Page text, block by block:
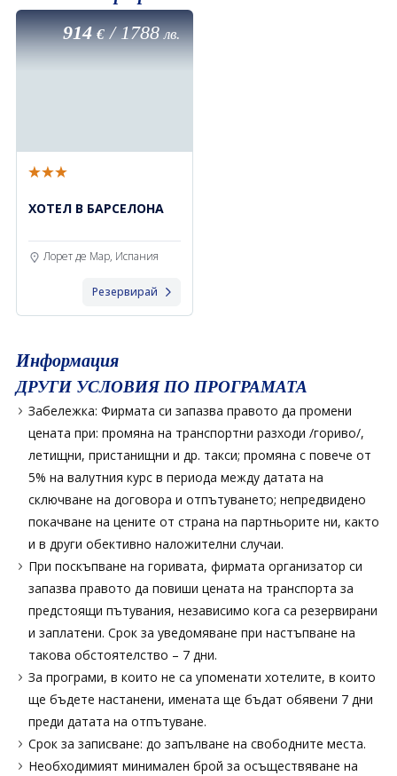
914 €/1788 лв.
ХОТЕЛ В БАРСЕЛОНА
Лорет де Мар, Испания
Резервирай
Информация
ДРУГИ УСЛОВИЯ ПО ПРОГРАМАТА
Забележка: Фирмата си запазва правото да промени
цената при: промяна на транспортни разходи /гориво/,
летищни, пристанищни и др. такси; промяна с повече от
5% на валутния курс в периода между датата на
сключване на договора и отпътуването; непредвидено
покачване на цените от страна на партньорите ни, както
и в други обективно наложителни случаи.
При поскъпване на горивата, фирмата организатор си
запазва правото да повиши цената на транспорта за
предстоящи пътувания, независимо кога са резервирани
и заплатени. Срок за уведомяване при настъпване на
такова обстоятелство – 7 дни.
За програми, в които не са упоменати хотелите, в които
ще бъдете настанени, имената ще бъдат обявени 7 дни
преди датата на отпътуване.
Срок за записване: до запълване на свободните места.
Необходимият минимален брой за осъществяване на